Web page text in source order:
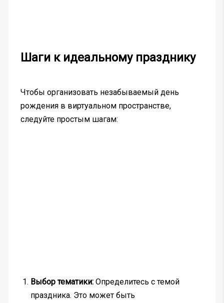
Шаги к идеальному празднику
Чтобы организовать незабываемый день
рождения в виртуальном пространстве,
следуйте простым шагам:
Выбор тематики:Определитесь с темой
праздника. Это может быть